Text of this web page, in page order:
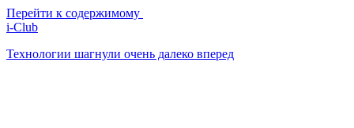
Перейти к содержимому
i-Club
Технологии шагнули очень далеко вперед